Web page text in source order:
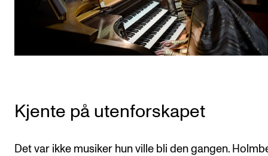
Kjente på utenforskapet
Det var ikke musiker hun ville bli den gangen.